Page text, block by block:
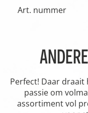
Art. nummer
Perfect! Daar draait
passie om
assortiment vol